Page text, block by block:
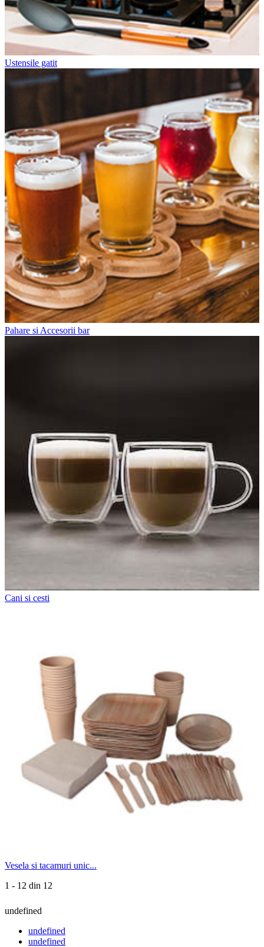
Ustensile gatit
Pahare si Accesorii bar
Cani si cesti
Vesela si tacamuri unic...
1 - 12 din 12
undefined
undefined
undefined